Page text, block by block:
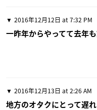
2016年12月12日 at 7:32 PM
一昨年からやってて去年
2016年12月13日 at 2:26 AM
地方のオタクにとって遅